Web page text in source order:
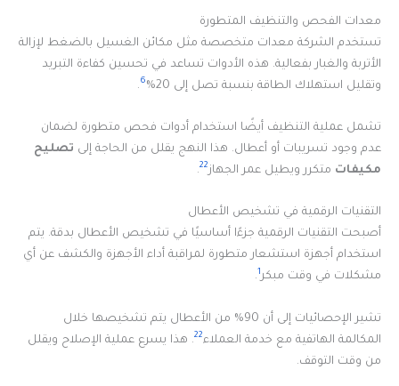
معدات الفحص والتنظيف المتطورة
تستخدم الشركة معدات متخصصة مثل مكائن الغسيل بالضغط لإزالة
الأتربة والغبار بفعالية. هذه الأدوات تساعد في تحسين كفاءة التبريد
وتقليل استهلاك الطاقة بنسبة تصل إلى 20%
6
.
تشمل عملية التنظيف أيضًا استخدام أدوات فحص متطورة لضمان
عدم وجود تسريبات أو أعطال. هذا النهج يقلل من الحاجة إلى تصليح
مكيفات متكرر ويطيل عمر الجهاز22
.
التقنيات الرقمية في تشخيص الأعطال
أصبحت التقنيات الرقمية جزءًا أساسيًا في تشخيص الأعطال بدقة. يتم
استخدام أجهزة استشعار متطورة لمراقبة أداء الأجهزة والكشف عن أي
مشكلات في وقت مبكر1
.
تشير الإحصائيات إلى أن 90% من الأعطال يتم تشخيصها خلال
المكالمة الهاتفية مع خدمة العملاء22. هذا يسرع عملية الإصلاح ويقلل
من وقت التوقف.